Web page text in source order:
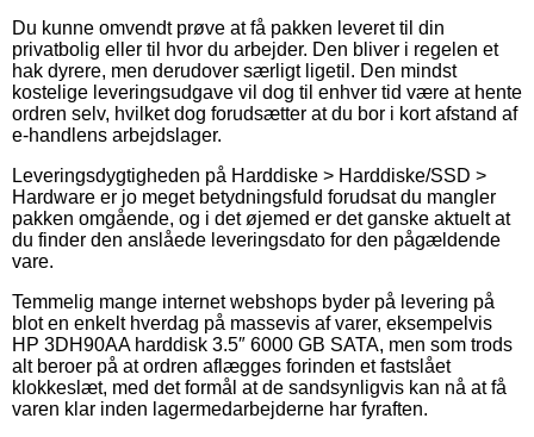
Du kunne omvendt prøve at få pakken leveret til din
privatbolig eller til hvor du arbejder. Den bliver i regelen et
hak dyrere, men derudover særligt ligetil. Den mindst
kostelige leveringsudgave vil dog til enhver tid være at hente
ordren selv, hvilket dog forudsætter at du bor i kort afstand af
e-handlens arbejdslager.
Leveringsdygtigheden på Harddiske > Harddiske/SSD >
Hardware er jo meget betydningsfuld forudsat du mangler
pakken omgående, og i det øjemed er det ganske aktuelt at
du finder den anslåede leveringsdato for den pågældende
vare.
Temmelig mange internet webshops byder på levering på
blot en enkelt hverdag på massevis af varer, eksempelvis
HP 3DH90AA harddisk 3.5″ 6000 GB SATA, men som trods
alt beroer på at ordren aflægges forinden et fastslået
klokkeslæt, med det formål at de sandsynligvis kan nå at få
varen klar inden lagermedarbejderne har fyraften.